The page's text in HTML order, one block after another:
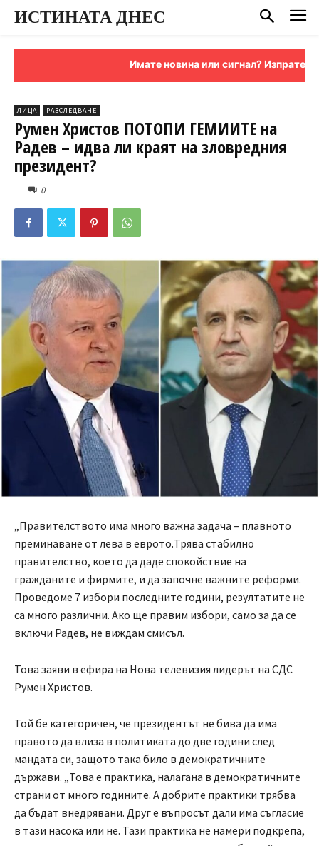
ИСТИНАТА ДНЕС
Имате новина или сигнал? Изпратете ни
ЛИЦА РАЗСЛЕДВАНЕ
Румен Христов ПОТОПИ ГЕМИИТЕ на
Радев – идва ли краят на зловредния
президент?
0
„Правителството има много важна задача – плавното
преминаване от лева в еврото.Трява стабилно
правителство, което да даде спокойствие на
гражданите и фирмите, и да започне важните реформи.
Проведоме 7 избори последните години, резултатите не
са много различни. Ако ще правим избори, само за да се
включи Радев, не виждам смисъл.
Това заяви в ефира на Нова телевизия лидерът на СДС
Румен Христов.
Той бе категоричен, че президентът не бива да има
правото да влиза в политиката до две години след
мандата си, защото така било в демократичните
държави. „Това е практика, налагана в демократичните
страни от много годините. А добрите практики трябва
да бъдат внедрявани. Друг е въпросът дали има съгласие
в тази насока или не. Тази практика не намери подкрепа,